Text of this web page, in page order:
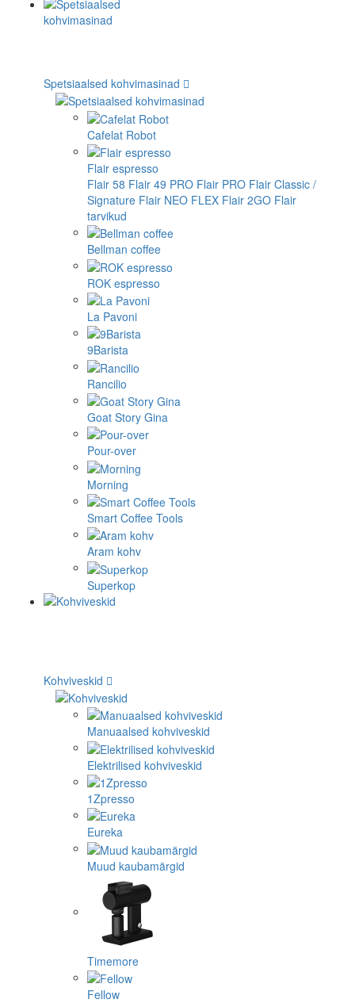
Spetsiaalsed kohvimasinad
Cafelat Robot
Flair espresso
Flair 58 Flair 49 PRO Flair PRO Flair Classic /
Signature Flair NEO FLEX Flair 2GO Flair
tarvikud
Bellman coffee
ROK espresso
La Pavoni
9Barista
Rancilio
Goat Story Gina
Pour-over
Morning
Smart Coffee Tools
Aram kohv
Superkop
Kohviveskid
Manuaalsed kohviveskid
Elektrilised kohviveskid
1Zpresso
Eureka
Muud kaubamärgid
Timemore
Fellow